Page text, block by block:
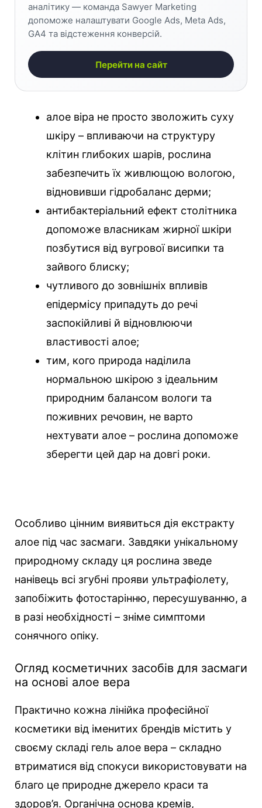
аналітику — команда Sawyer Marketing
допоможе налаштувати Google Ads, Meta Ads,
GA4 та відстеження конверсій.
Перейти на сайт
алое віра не просто зволожить суху
шкіру – впливаючи на структуру
клітин глибоких шарів, рослина
забезпечить їх живлющою вологою,
відновивши гідробаланс дерми;
антибактеріальний ефект столітника
допоможе власникам жирної шкіри
позбутися від вугрової висипки та
зайвого блиску;
чутливого до зовнішніх впливів
епідермісу припадуть до речі
заспокійливі й відновлюючи
властивості алое;
тим, кого природа наділила
нормальною шкірою з ідеальним
природним балансом вологи та
поживних речовин, не варто
нехтувати алое – рослина допоможе
зберегти цей дар на довгі роки.
Особливо цінним виявиться дія екстракту
алое під час засмаги. Завдяки унікальному
природному складу ця рослина зведе
нанівець всі згубні прояви ультрафіолету,
запобіжить фотостарінню, пересушуванню, а
в разі необхідності – зніме симптоми
сонячного опіку.
Огляд косметичних засобів для засмаги
на основі алое вера
Практично кожна лінійка професійної
косметики від іменитих брендів містить у
своєму складі гель алое вера – складно
втриматися від спокуси використовувати на
благо це природне джерело краси та
здоров’я. Органічна основа кремів,